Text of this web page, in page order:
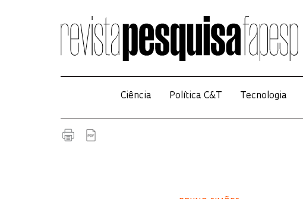
Ciência Política C&T Tecnologia